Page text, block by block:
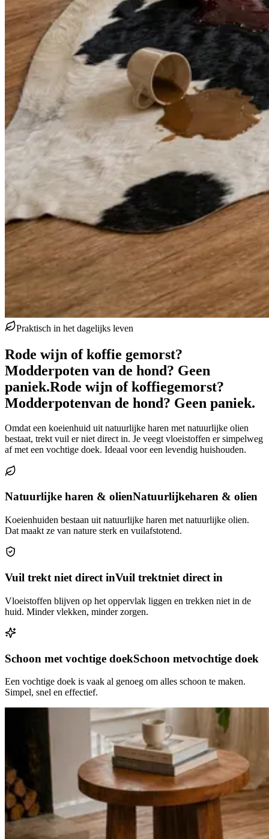
Praktisch in het dagelijks leven
Rode wijn of koffie gemorst?
Modderpoten van de hond? Geen
paniek.Rode wijn of koffiegemorst?
Modderpotenvan de hond? Geen paniek.
Omdat een koeienhuid uit natuurlijke haren met natuurlijke olien
bestaat, trekt vuil er niet direct in. Je veegt vloeistoffen er simpelweg
af met een vochtige doek. Ideaal voor een levendig huishouden.
Natuurlijke haren & olienNatuurlijkeharen & olien
Koeienhuiden bestaan uit natuurlijke haren met natuurlijke olien.
Dat maakt ze van nature sterk en vuilafstotend.
Vuil trekt niet direct inVuil trektniet direct in
Vloeistoffen blijven op het oppervlak liggen en trekken niet in de
huid. Minder vlekken, minder zorgen.
Schoon met vochtige doekSchoon metvochtige doek
Een vochtige doek is vaak al genoeg om alles schoon te maken.
Simpel, snel en effectief.